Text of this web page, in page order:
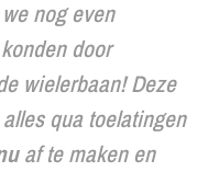
nog even
door
wielerbaan! Deze
qua toelatingen
af te maken en